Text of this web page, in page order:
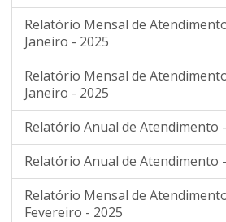
Relatório Mensal de
Janeiro - 2025
Relatório Mensal de
Janeiro - 2025
Relatório Anual de Atendimento
Relatório Anual de Atendimento
Relatório Mensal de
Fevereiro - 2025